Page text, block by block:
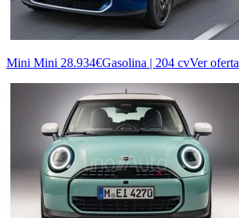
Mini Mini 28.934€Gasolina | 204 cvVer oferta